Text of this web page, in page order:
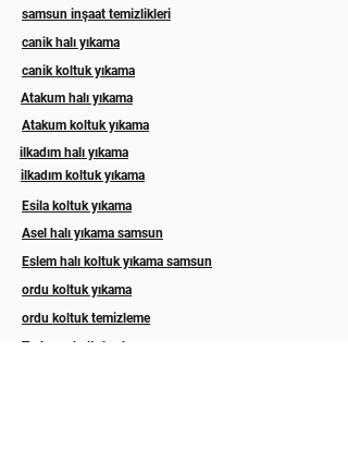
samsun inşaat temizlikleri
canik halı yıkama
canik koltuk yıkama
Atakum halı yıkama
Atakum koltuk yıkama
ilkadım halı yıkama
ilkadım koltuk yıkama
Esila koltuk yıkama
Asel halı yıkama samsun
Eslem halı koltuk yıkama samsun
ordu koltuk yıkama
ordu koltuk temizleme
Trabzon koltuk yıkama